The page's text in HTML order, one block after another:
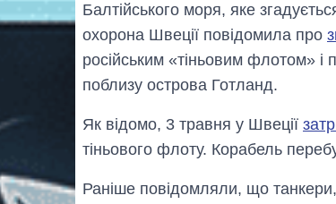
Балтійського моря, яке
охорона Швеції повідомила про
російським «тіньовим флотом»
поблизу острова Готланд.
Як відомо, 3 травня у Швеції
тіньового флоту. Корабель
Раніше повідомляли, що танкери,